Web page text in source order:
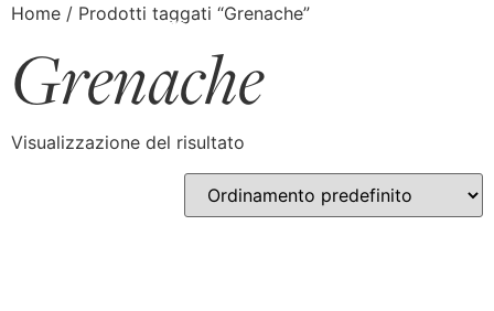
Home / Prodotti taggati “Grenache”
Grenache
Visualizzazione del risultato